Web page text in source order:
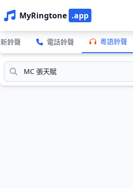
MyRingtone .app
鈴聲 電話鈴聲 粵語鈴聲